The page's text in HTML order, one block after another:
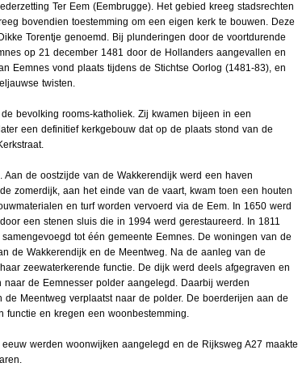
Ter Eem (Eembrugge). Het gebied kreeg stadsrechten
bovendien toestemming om een eigen kerk te bouwen. Deze
Torentje genoemd. Bij plunderingen door de voortdurende
op 21 december 1481 door de Hollanders aangevallen en
Eemnes vond plaats tijdens de Stichtse Oorlog (1481-83), en
twisten.
bevolking rooms-katholiek. Zij kwamen bijeen in een
een definitief kerkgebouw dat op de plaats stond van de
de oostzijde van de Wakkerendijk werd een haven
zomerdijk, aan het einde van de vaart, kwam toen een houten
en turf worden vervoerd via de Eem. In 1650 werd
een stenen sluis die in 1994 werd gerestaureerd. In 1811
tot één gemeente Eemnes. De woningen van de
de Wakkerendijk en de Meentweg. Na de aanleg van de
zeewaterkerende functie. De dijk werd deels afgegraven en
de Eemnesser polder aangelegd. Daarbij werden
Meentweg verplaatst naar de polder. De boerderijen aan de
en kregen een woonbestemming.
werden woonwijken aangelegd en de Rijksweg A27 maakte